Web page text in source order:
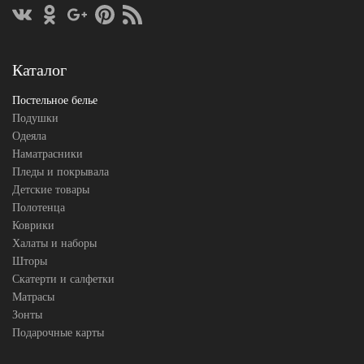
Производитель
(Турция)
Каталог
Постельное белье
Подушки
Одеяла
Наматрасники
Пледы и покрывала
Детские товары
Полотенца
Коврики
Халаты и наборы
Шторы
Скатерти и салфетки
Матрасы
Зонты
Подарочные карты